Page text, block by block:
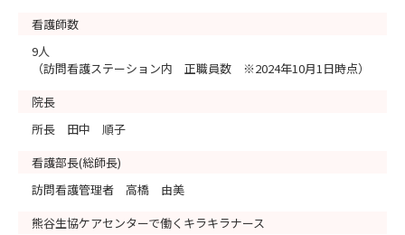
看護師数
9人
（訪問看護ステーション内 正職員数 ※2024年10月1日時点）
院長
所長 田中 順子
看護部長(総師長)
訪問看護管理者 高橋 由美
熊谷生協ケアセンターで働くキラキラナース